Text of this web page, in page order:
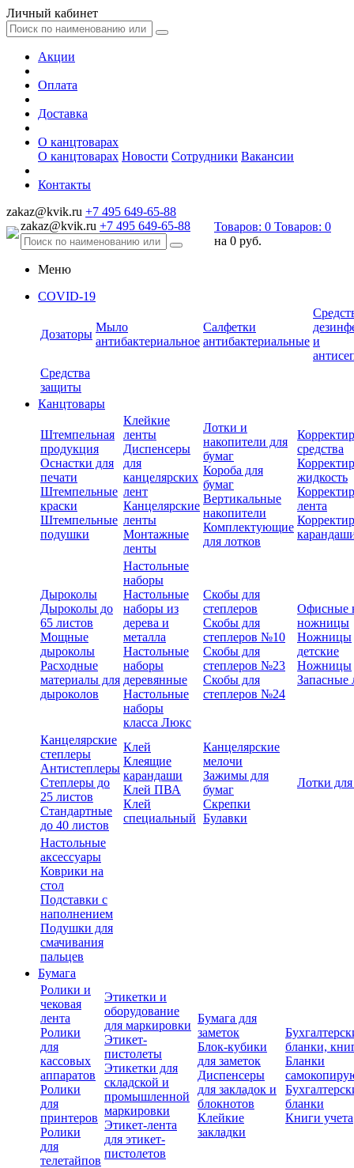
Личный кабинет
Акции
Оплата
Доставка
О канцтоварах
О канцтоварах Новости Сотрудники Вакансии
Контакты
zakaz@kvik.ru +7 495 649-65-88
zakaz@kvik.ru +7 495 649-65-88 Товаров: 0 Товаров: 0
на 0 руб.
Меню
COVID-19
Дозаторы
Мыло
антибактериальное
Салфетки
антибактериальные и
Средства
защиты
Канцтовары
Штемпельная
продукция
Оснастки для
печати
Штемпельные
краски
Штемпельные
подушки
Клейкие
ленты
Диспенсеры
для
канцелярских
лент
Канцелярские
ленты
Монтажные
ленты
Лотки и
накопители для
бумаг
Короба для
бумаг
Вертикальные
накопители
Комплектующие
для лотков
средства
жидкость
лента
Дыроколы
Дыроколы до
65 листов
Мощные
дыроколы
Расходные
материалы для
дыроколов
Настольные
наборы
Настольные
наборы из
дерева и
металла
Настольные
наборы
деревянные
Настольные
наборы
класса Люкс
Скобы для
степлеров
Скобы для
степлеров №10
Скобы для
степлеров №23
Скобы для
степлеров №24
Офисные
ножницы
Ножницы
детские
Ножницы
Запасные
Канцелярские
степлеры
Антистеплеры
Степлеры до
25 листов
Стандартные
до 40 листов
Клей
Клеящие
карандаши
Клей ПВА
Клей
специальный
Канцелярские
мелочи
Зажимы для
бумаг
Скрепки
Булавки
Лотки
Настольные
аксессуары
Коврики на
стол
Подставки с
наполнением
Подушки для
смачивания
пальцев
Бумага
Ролики и
чековая
лента
Ролики
для
кассовых
аппаратов
Ролики
для
принтеров
Ролики
для
телетайпов
Этикетки и
оборудование
для маркировки
Этикет-
пистолеты
Этикетки для
складской и
промышленной
маркировки
Этикет-лента
для этикет-
пистолетов
Бумага для
заметок
Блок-кубики
для заметок
Диспенсеры
для закладок и
блокнотов
Клейкие
закладки
бланки,
Бланки
бланки
Книги учета